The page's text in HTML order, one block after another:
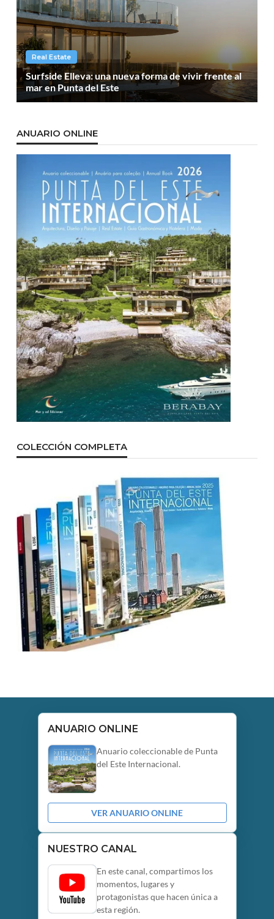
Real Estate
Surfside Elleva: una nueva forma de vivir frente al
mar en Punta del Este
ANUARIO ONLINE
COLECCIÓN COMPLETA
ANUARIO ONLINE
Anuario coleccionable de Punta
del Este Internacional.
VER ANUARIO ONLINE
NUESTRO CANAL
En este canal, compartimos los
momentos, lugares y
protagonistas que hacen única a
esta región.